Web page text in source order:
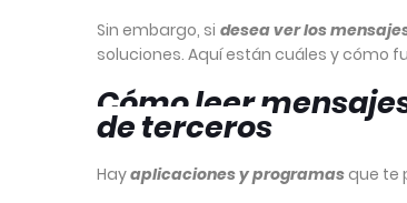
Sin embargo, si desea ver los
soluciones. Aquí están cuáles y cómo
Cómo leer
de terceros
Hayaplicaciones y programas que te